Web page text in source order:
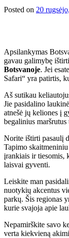
Posted on 20
Apsilankymas
gavau galimybę
Botsvanoje. Jei
Safari“ yra patirtis,
Aš sutikau
Jie pasidalino
atnešė jų keliones į
begalinius
Norite ištirti pasaulį
Tapimo
įrankiais ir tiesomis,
laisvai gyventi.
Leiskite man
nuotykių akcentus
parkų. Šis regionas
kurie svajoja apie
Nepamirškite savo
verta kiekvieną